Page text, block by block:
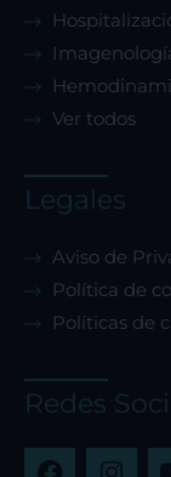
Ver todos
Legales
Aviso de
Política de
Políticas de
Redes
F
I